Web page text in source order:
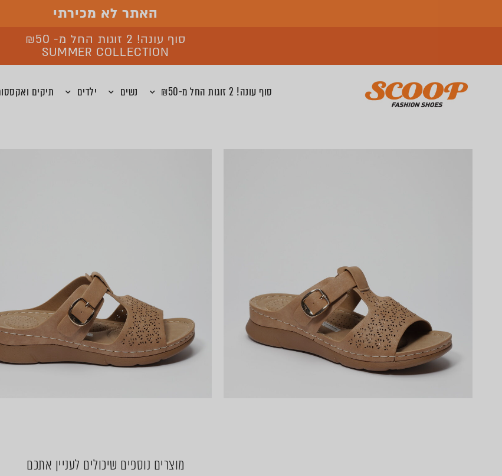
האתר לא מכירתי
סוף עונה! 2 זוגות החל מ- ₪50
SUMMER COLLECTION
סוף עונה! 2 זוגות החל מ-₪50 נשים ילדים תיקים
מוצרים נוספים שיכולים לעניין אתכם